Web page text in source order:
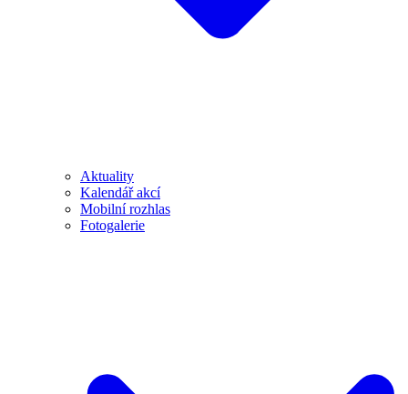
Aktuality
Kalendář akcí
Mobilní rozhlas
Fotogalerie